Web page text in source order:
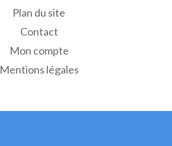
Plan du site
Contact
Mon compte
Mentions légales